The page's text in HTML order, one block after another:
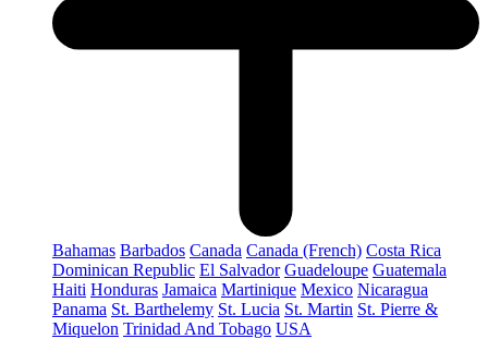
Bahamas Barbados Canada Canada (French) Costa Rica
Dominican Republic El Salvador Guadeloupe Guatemala
Haiti Honduras Jamaica Martinique Mexico Nicaragua
Panama St. Barthelemy St. Lucia St. Martin St. Pierre &
Miquelon Trinidad And Tobago USA